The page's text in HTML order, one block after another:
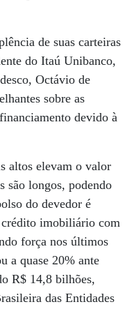
de suas carteiras
do Itaú Unibanco,
Octávio de
sobre as
devido à
altos elevam o valor
são longos, podendo
do devedor é
crédito imobiliário com
força nos últimos
a quase 20% ante
R$ 14,8 bilhões,
das Entidades